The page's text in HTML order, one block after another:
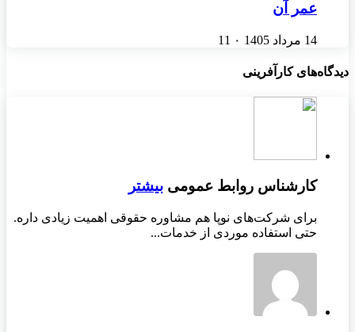
عمر آن
14 مرداد 1405 ۰ 11
دیدگاه‌های کارآفرینی
کارشناس روابط عمومی بیشتر
برای شرکت‌های نوپا هم مشاوره حقوقی اهمیت زیادی داره.
حتی استفاده موردی از خدمات...